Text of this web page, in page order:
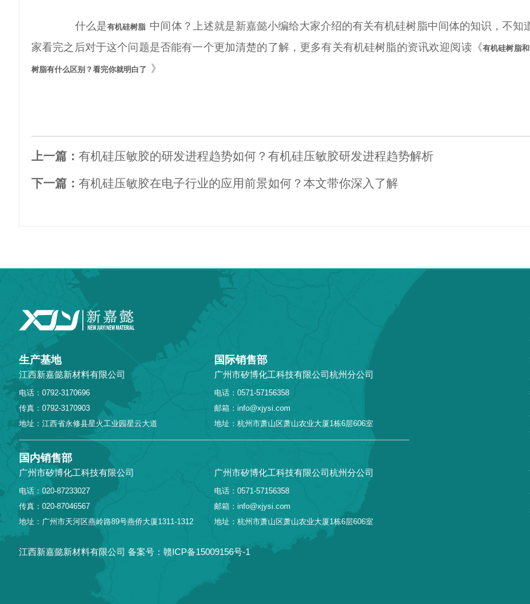
什么是有机硅树脂 中间体？上述就是新嘉懿小编给大家介绍的有关有机硅树脂中间体的知识，不知
家看完之后对于这个问题是否能有一个更加清楚的了解，更多有关有机硅树脂的资讯欢迎阅读《有机硅树脂
树脂有什么区别？看完你就明白了 》
上一篇： 有机硅压敏胶的研发进程趋势如何？有机硅压敏胶研发进程趋势解析
下一篇： 有机硅压敏胶在电子行业的应用前景如何？本文带你深入了解
生产基地
江西新嘉懿新材料有限公司
电话：0792-3170696
传真：0792-3170903
地址：江西省永修县星火工业园星云大道
国际销售部
广州市矽博化工科技有限公司杭州分公司
电话：0571-57156358
邮箱：info@xjysi.com
地址：杭州市萧山区萧山农业大厦1栋6层606室
国内销售部
广州市矽博化工科技有限公司
电话：020-87233027
传真：020-87046567
地址：广州市天河区燕岭路89号燕侨大厦1311-1312
广州市矽博化工科技有限公司杭州分公司
电话：0571-57156358
邮箱：info@xjysi.com
地址：杭州市萧山区萧山农业大厦1栋6层606室
江西新嘉懿新材料有限公司 备案号：赣ICP备15009156号-1